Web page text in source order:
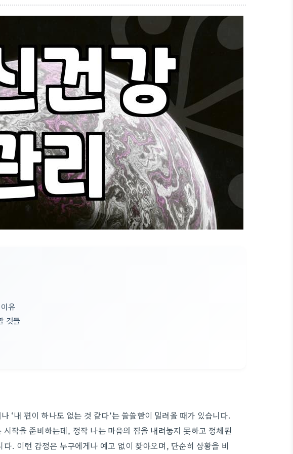
유
것들
‘내 편이 하나도 없는 것 같다’는 쓸쓸함이 밀려올 때가 있습니다.
작을 준비하는데, 정작 나는 마음의 짐을 내려놓지 못하고 정체된
. 이런 감정은 누구에게나 예고 없이 찾아오며, 단순히 상황을 비